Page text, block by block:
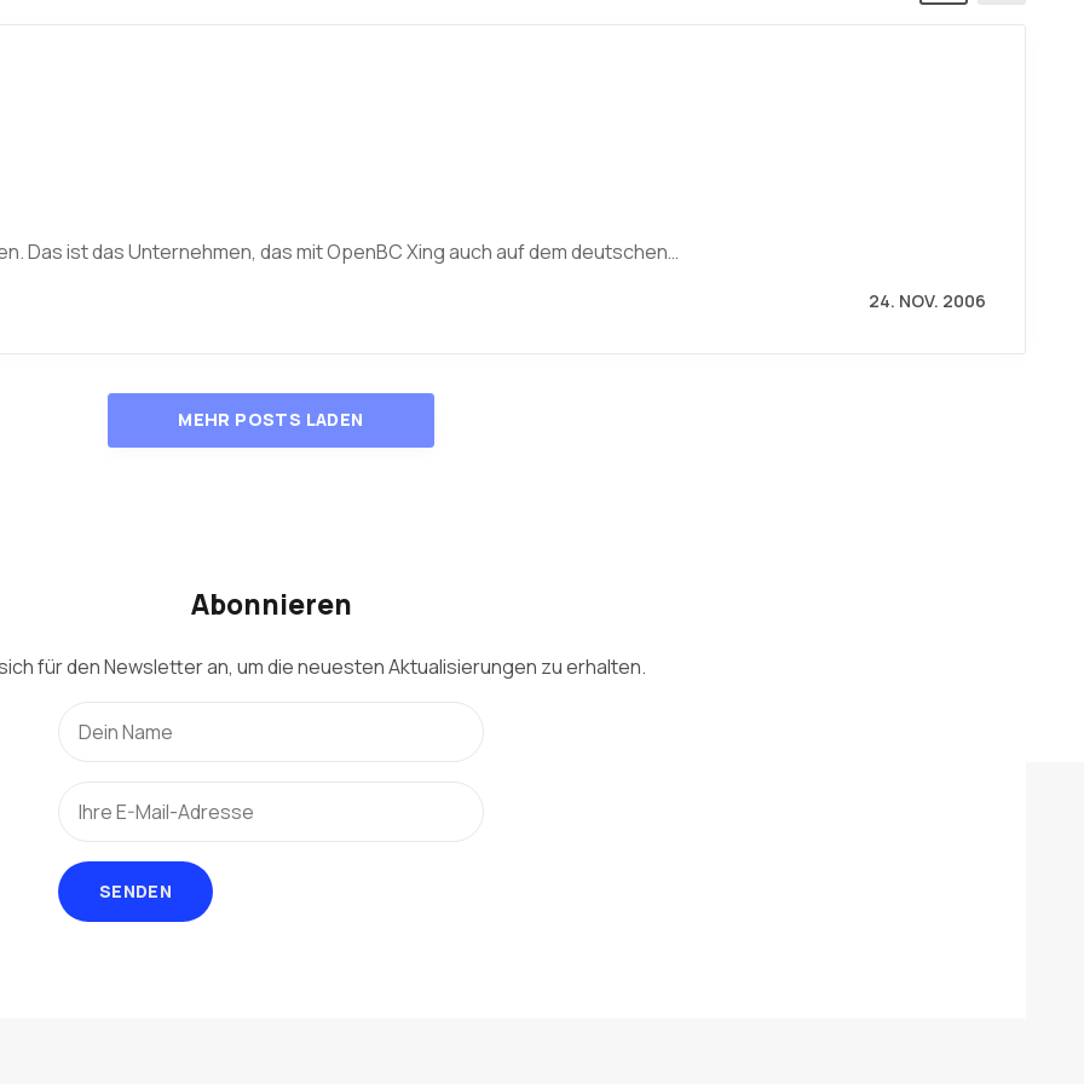
Das ist das Unternehmen, das mit OpenBC Xing auch auf dem deutschen…
24. NOV. 2006
MEHR POSTS LADEN
Abonnieren
für den Newsletter an, um die neuesten Aktualisierungen zu erhalten.
SENDEN